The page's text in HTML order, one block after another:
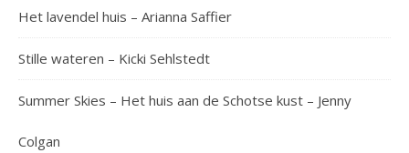
Het lavendel huis – Arianna Saffier
Stille wateren – Kicki Sehlstedt
Summer Skies – Het huis aan de Schotse kust – Jenny
Colgan